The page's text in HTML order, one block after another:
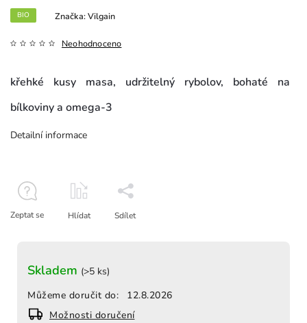
BIO
Neohodnoceno
Značka:Vilgain
Skladem (>5 ks)
Můžeme doručit do:
12.8.2026
Možnosti doručení
křehké kusy masa, udržitelný rybolov, bohaté na
bílkoviny a omega‑3
Detailní informace
Zeptat se Hlídat Sdílet